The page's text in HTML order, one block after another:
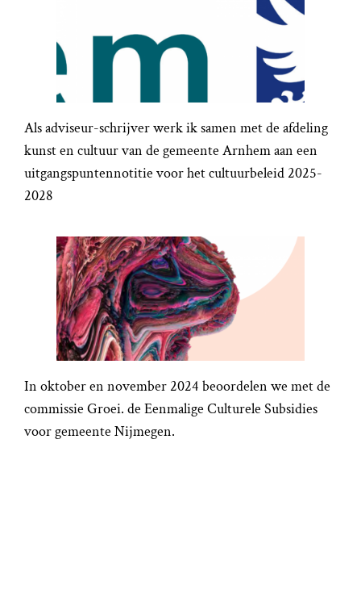
Als adviseur-schrijver werk ik samen met de afdeling
kunst en cultuur van de gemeente Arnhem aan een
uitgangspuntennotitie voor het cultuurbeleid 2025-
2028
In oktober en november 2024 beoordelen we met de
commissie Groei. de Eenmalige Culturele Subsidies
voor gemeente Nijmegen.